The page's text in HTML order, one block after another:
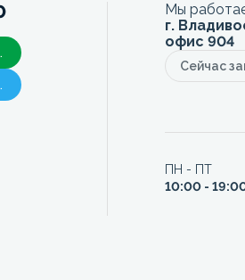
Мы
г.
офис 904
Сейчас
ПН - ПТ
10:00 -